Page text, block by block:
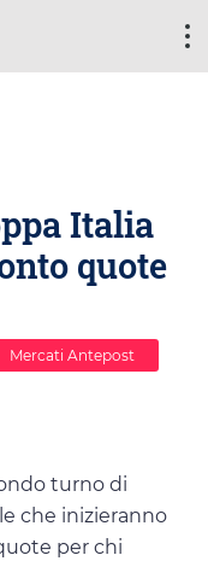
Italia
quote
Mercati Antepost
turno di
che inizieranno
per chi